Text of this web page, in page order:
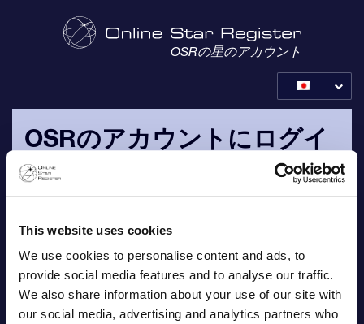
This website uses cookies
We use cookies to personalise content and ads, to
provide social media features and to analyse our traffic.
We also share information about your use of our site with
our social media, advertising and analytics partners who
OSRの星のアカウント
OSRのアカウントにログイ
ンする
スワードでログインして下さい。
Eメール